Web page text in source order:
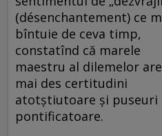
(désenchantement) ce
bîntuie de ceva timp,
constatînd că marele
maestru al dilemelor
mai des certitudini
atotştiutoare şi puseuri
pontificatoare.